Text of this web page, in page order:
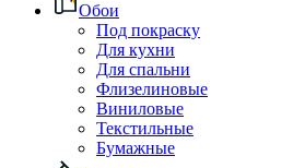
Обои
Под покраску
Для кухни
Для спальни
Флизелиновые
Виниловые
Текстильные
Бумажные